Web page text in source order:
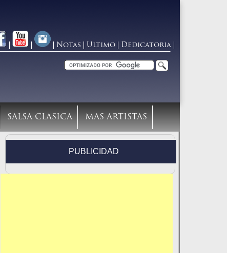
Notas Ultimo Dedicatoria
SALSA CLASICA MAS ARTISTAS
PUBLICIDAD